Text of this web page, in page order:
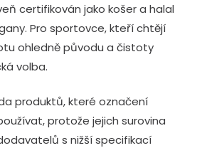
certifikován jako košer a halal
Pro sportovce, kteří chtějí
ohledně původu a čistoty
volba.
produktů, které označení
protože jejich surovina
s nižší specifikací